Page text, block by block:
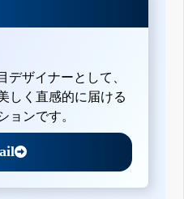
ザイナーとして、
しく直感的に届ける
ョンです。